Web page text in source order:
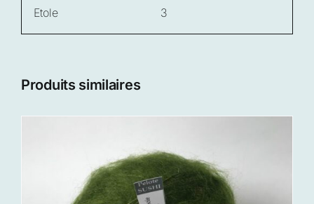
Etole
3
Produits similaires